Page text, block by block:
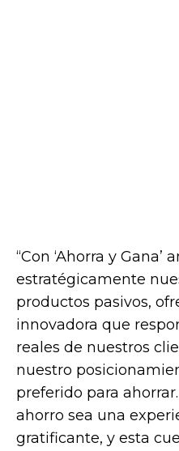
“Con ‘Ahorra y Gana’
estratégicamente
productos pasivos,
innovadora que
reales de nuestros
nuestro
preferido para
ahorro sea una
gratificante, y esta